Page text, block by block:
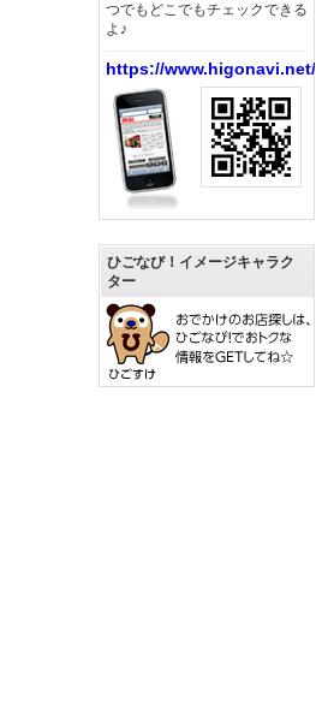
つでもどこでもチェックできる
よ♪
https://www.higonavi.net/
ひごなび！イメージキャラク
ター